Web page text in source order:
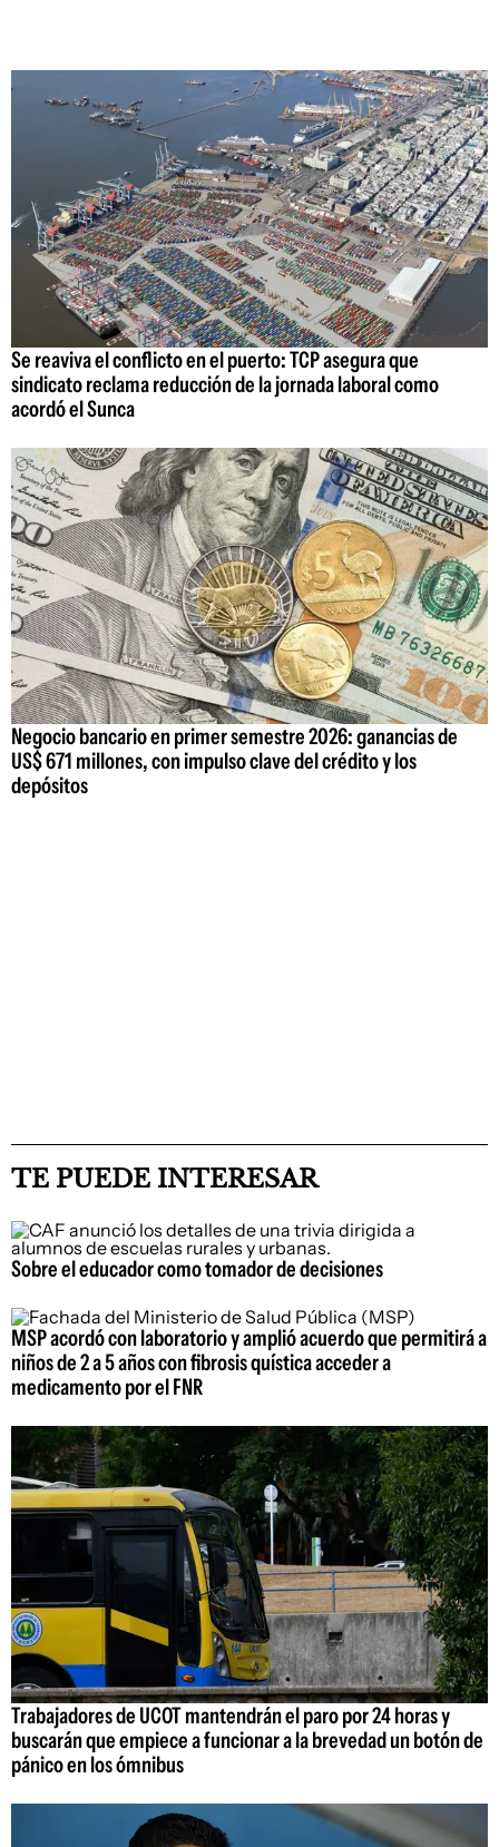
Se reaviva el conflicto en el puerto: TCP asegura que
sindicato reclama reducción de la jornada laboral como
acordó el Sunca
Negocio bancario en primer semestre 2026: ganancias de
US$ 671 millones, con impulso clave del crédito y los
depósitos
TE PUEDE INTERESAR
Sobre el educador como tomador de decisiones
MSP acordó con laboratorio y amplió acuerdo que permitirá a
niños de 2 a 5 años con fibrosis quística acceder a
medicamento por el FNR
Trabajadores de UCOT mantendrán el paro por 24 horas y
buscarán que empiece a funcionar a la brevedad un botón de
pánico en los ómnibus